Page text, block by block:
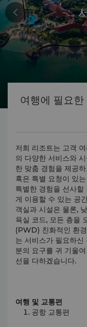
여행에 필요
저희 리조트는 고객
의 다양한 서비스와
한 맞춤 경험을 제공
혹은 특별 요청이 있
특별한 경험을 선사
게 이용할 수 있는 공
객실과 시설은 물론,
욕실 코드, 모든 층을
(PWD) 친화적인 환
는 서비스가 필요하신
분의 요구를 귀 기울
선을 다하겠습니다.
여행 및 교통편
공항 교통편